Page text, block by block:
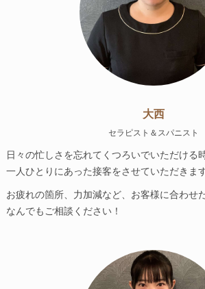
大西
セラピスト＆スパニスト
日々の忙しさを忘れてくつろいでいただける
一人ひとりにあった接客をさせていただきます
お疲れの箇所、力加減など、お客様に合わせ
なんでもご相談ください！